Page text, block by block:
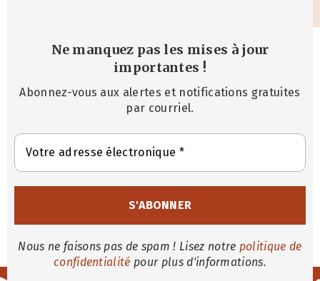
Ne manquez pas les mises à jour
importantes !
Abonnez-vous aux alertes et notifications gratuites
par courriel.
Nous ne faisons pas de spam ! Lisez notre politique de
confidentialité pour plus d'informations.